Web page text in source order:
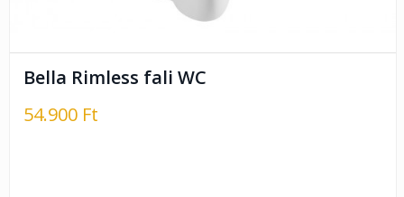
Bella Rimless fali WC
54.900 Ft